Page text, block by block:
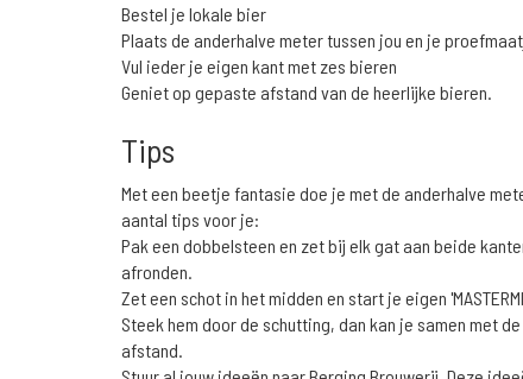
Bestel je lokale bier
Plaats de anderhalve meter tussen jou en je
Vul ieder je eigen kant met zes bieren
Geniet op gepaste afstand van de heerlijke bieren.
Tips
Met een beetje fantasie doe je met de anderhalve
aantal tips voor je:
Pak een dobbelsteen en zet bij elk gat aan beide
afronden.
Zet een schot in het midden en start je eigen
Steek hem door de schutting, dan kan je samen met
afstand.